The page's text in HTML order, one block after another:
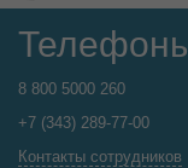
8 800 5000 260
+7 (343) 289-77-00
Контакты сотрудников